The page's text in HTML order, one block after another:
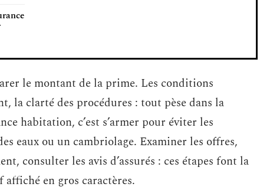
le montant de la prime. Les conditions
la clarté des procédures : tout pèse dans la
habitation, c’est s’armer pour éviter les
eaux ou un cambriolage. Examiner les offres,
consulter les avis d’assurés : ces étapes font la
en gros caractères.